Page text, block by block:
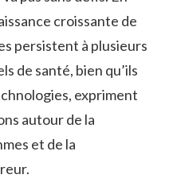
croissante de
persistent à plusieurs
de santé, bien qu’ils
expriment
autour de la
et de la